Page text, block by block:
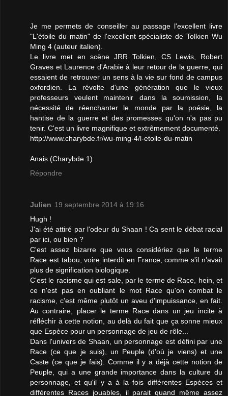
Je me permets de conseiller au passage l'excellent livre
"L'étoile du matin" de l'excellent spécialiste de Tolkien Wu
Ming 4 (auteur italien).
Le livre met en scène JRR Tolkien, CS Lewis, Robert
Graves et Laurence d'Arabie à leur retour de la guerre, qui
essaient de retrouver un sens à la vie sur fond de campus
oxfordien. La révolte d'une génération que le vieux
professeurs veulent maintenir dans la soumission, la
nécessité de réenchanter le monde par la poésie, la
hantise de la guerre et des promesses qu'on n'a pas pu
tenir. C'est un livre magnifique et extrêmement documenté.
http://www.charybde.fr/wu-ming-4/l-etoile-du-matin
Anais (Charybde 1)
Répondre
Julien 19 septembre 2014 à 19:16
Hugh !
J'ai été attiré par l'odeur du Shaan ! Ca sent le débat racial
par ici, ou bien ?
C'est assez bizarre que vous considériez que le terme
Race est tabou, voire interdit en France, comme s'il n'avait
plus de signification biologique.
C'est le racisme qui est sale, par le terme de Race, hein, et
ce n'est pas en oubliant le mot Race qu'on combat le
racisme, c'est même plutôt un aveu d'impuissance, en fait.
Au contraire, placer le terme Race dans un jeu incite à
réfléchir à cette notion, au delà du fait que ça sonne mieux
que Espèce pour un personnage de jeu de rôle...
Dans l'univers de Shaan, un personnage est défini par une
Race (ce que je suis), un Peuple (d'où je viens) et une
Caste (ce que je fais). Comme il y a déjà cette notion de
Peuple, qui a une grande importance dans la culture du
personnage, et qu'il y a à la fois différentes Espèces et
différentes Races jouables, il parait quand même assez